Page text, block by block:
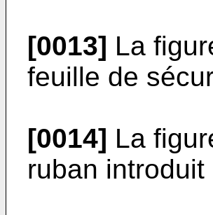
[0013] La
feuille de
[0014] La
ruban